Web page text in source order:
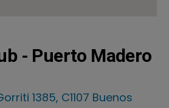
- Puerto Madero
1385, C1107 Buenos